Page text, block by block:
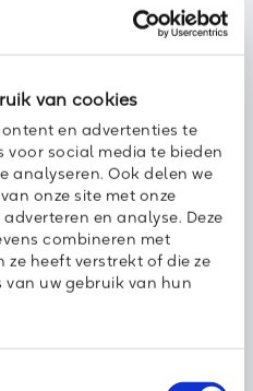
van cookies
en advertenties te
voor social media te bieden
analyseren. Ook delen we
onze site met onze
en analyse. Deze
combineren met
heeft verstrekt of die ze
van uw gebruik van hun
bedrijven al jaren bij het
Met een
u uw gevoelige